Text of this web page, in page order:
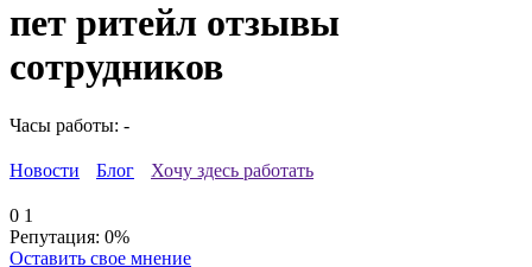
пет ритейл отзывы
сотрудников
Часы работы: -
Новости Блог Хочу здесь работать
0 1
Репутация: 0%
Оставить свое мнение